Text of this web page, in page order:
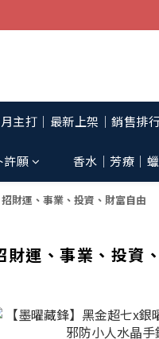
主打│最新上架│銷售排
願 香水│芳療│
招財運、事業、投資、財富自由
財運、事業、投資